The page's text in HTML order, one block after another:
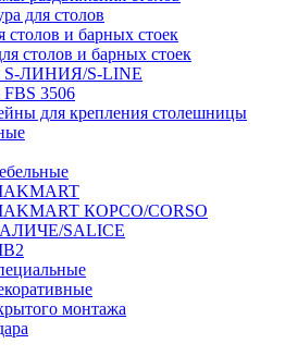
для столов
столов и барных стоек
столов и барных стоек
S-ЛИНИЯ/S-LINE
3506
для крепления столешницы
КОРСО/CORSO
SALICE
монтажа